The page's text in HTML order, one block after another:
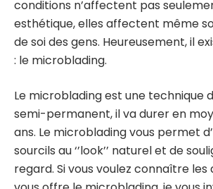
conditions n’affectent pas
esthétique, elles affectent même
de soi des gens. Heureusement, il
: le microblading.
Le microblading est une technique
semi-permanent, il va durer en
ans. Le microblading vous permet
sourcils au ‘’look’’ naturel et de
regard. Si vous voulez connaître